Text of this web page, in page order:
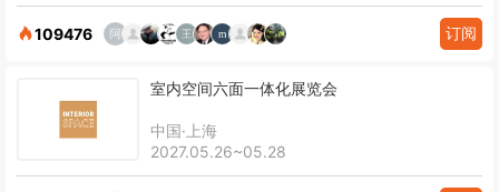
109476 订阅
室内空间六面一体化展览会
中国·上海
2027.05.26~05.28